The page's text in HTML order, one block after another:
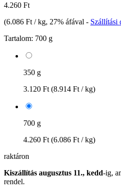
4.260 Ft
(6.086 Ft / kg, 27% áfával - Szállítási
Tartalom: 700 g
350 g
3.120 Ft (8.914 Ft / kg)
700 g
4.260 Ft (6.086 Ft / kg)
raktáron
Kiszállítás augusztus 11., kedd-ig,
rendel.